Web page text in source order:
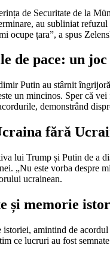
de Securitate de la
au subliniat
ocupe țara”, a spus
de pace: un
Putin au stârnit
un mincinos. Sper că
demonstrând
fără
lui Trump și Putin de a
„Nu este vorba despre
ucrainean.
și memorie
amintind de
ce lucruri au fost